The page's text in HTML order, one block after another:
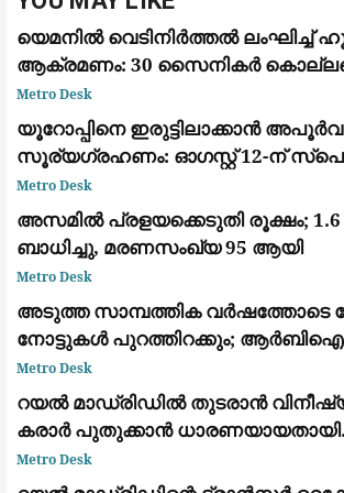
യെമനിൽ വെടിനിർത്തൽ ലംഘിച്ച്
ആക്രമണം: 30 സൈനികർ
ശേഷമുള്ള ഏറ്റവും വലിയ ഏറ്റുമുട്ടൽ
Metro Desk
യൂറോപ്പിനെ ഇരുട്ടിലാക്കാൻ
സൂര്യഗ്രഹണം: ഓഗസ്റ്റ് 12-ന്
പ്രകൃതിയുടെ വിസ്മയക്കാഴ്ച
Metro Desk
അസമിൽ പ്രളയക്കെടുതി രൂക്ഷം; 1.6
ബാധിച്ചു, മരണസംഖ്യ 95 ആയി
Metro Desk
അടുത്ത സാമ്പത്തിക വർഷത്തോടെ
നോട്ടുകൾ പുറത്തിറക്കും;
സഞ്ജയ് മൽഹോത്ര
Metro Desk
റയൽ മാഡ്രിഡിൽ തുടരാൻ
കരാർ പുതുക്കാൻ ധാരണയായതായി
ഫാബ്രിസിയോ റൊമാനോയും ദ
Metro Desk